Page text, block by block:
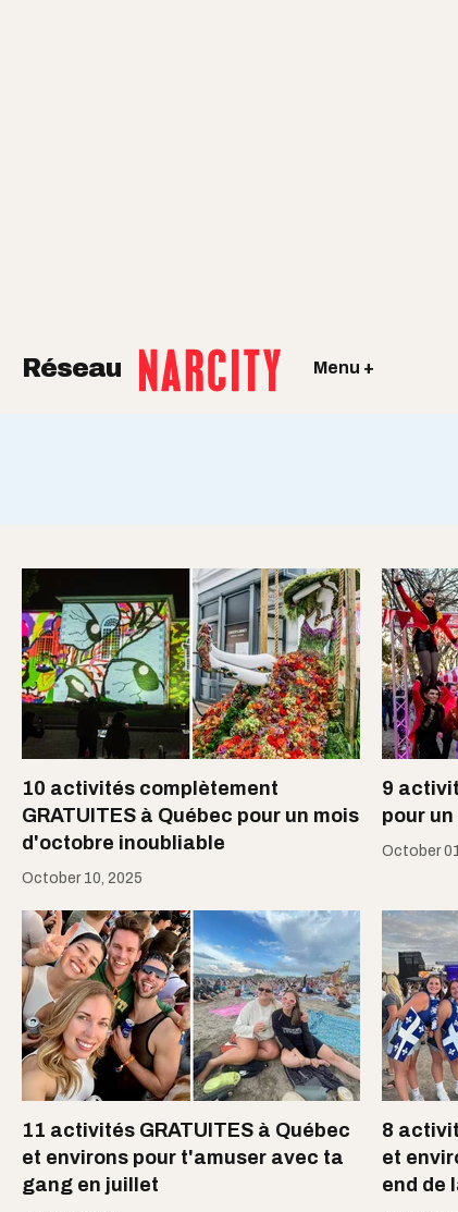
Réseau Menu +
10 activités complètement
GRATUITES à Québec pour un mois
d'octobre inoubliable
October 10, 2025
9
pour
October
11 activités GRATUITES à Québec
et environs pour t'amuser avec ta
gang en juillet
8
et
end de